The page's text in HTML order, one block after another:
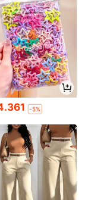
-5%